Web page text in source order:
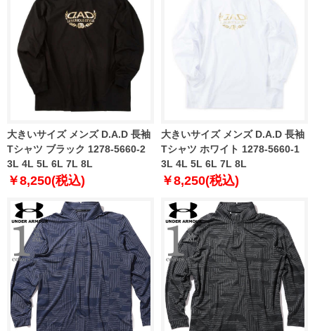
大きいサイズ メンズ D.A.D 長袖
Tシャツ ブラック 1278-5660-2
3L 4L 5L 6L 7L 8L
￥8,250(税込)
大きいサイズ メンズ D.A.D 長袖
Tシャツ ホワイト 1278-5660-1
3L 4L 5L 6L 7L 8L
￥8,250(税込)